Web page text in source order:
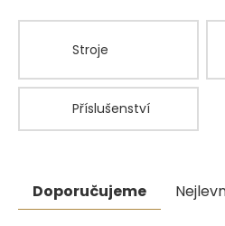
Stroje
Příslušenství
Řazení
produktů
Doporučujeme